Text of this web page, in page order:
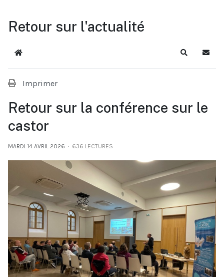
Retour sur l'actualité
Accueil Recherche
Imprimer
Retour sur la conférence sur le
castor
MARDI 14 AVRIL 2026 636 LECTURES